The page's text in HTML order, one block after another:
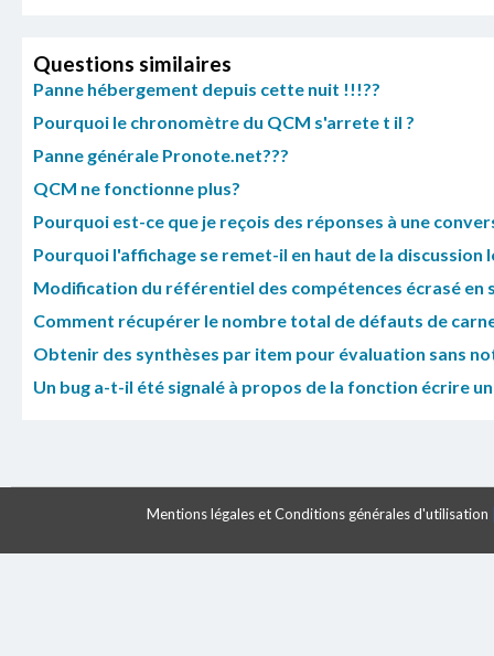
Questions similaires
Panne hébergement depuis cette nuit !!!??
Pourquoi le chronomètre du QCM s'arrete t il ?
Panne générale Pronote.net???
QCM ne fonctionne plus?
Pourquoi est-ce que je reçois des réponses à une
Pourquoi l'affichage se remet-il en haut de la discussion
Modification du référentiel des compétences écrasé en
Comment récupérer le nombre total de défauts de
Obtenir des synthèses par item pour évaluation sans
Un bug a-t-il été signalé à propos de la fonction écrire un
Mentions légales et Conditions générales d'utilisation